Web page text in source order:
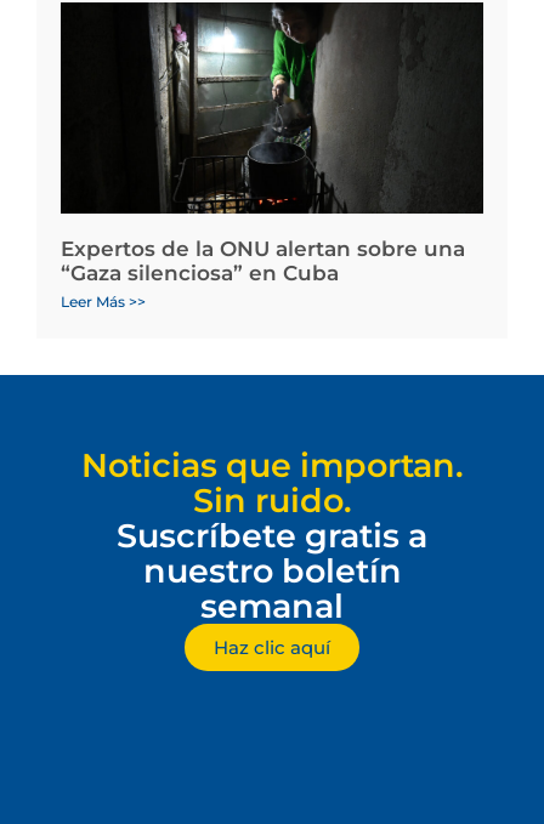
Expertos de la ONU alertan sobre una
“Gaza silenciosa” en Cuba
Leer Más >>
Noticias que importan.
Sin ruido.
Suscríbete gratis a
nuestro boletín
semanal
Haz clic aquí